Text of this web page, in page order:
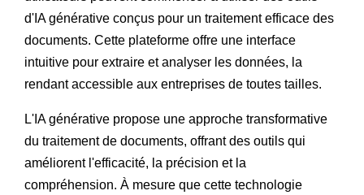
d'IA générative conçus pour un traitement efficace des
documents. Cette plateforme offre une interface
intuitive pour extraire et analyser les données, la
rendant accessible aux entreprises de toutes tailles.
L'IA générative propose une approche transformative
du traitement de documents, offrant des outils qui
améliorent l'efficacité, la précision et la
compréhension. À mesure que cette technologie